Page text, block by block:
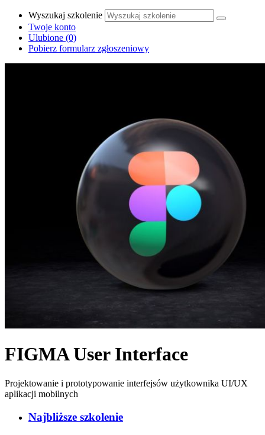
Wyszukaj szkolenie
Twoje konto
Ulubione (0)
Pobierz formularz zgłoszeniowy
FIGMA User Interface
Projektowanie i prototypowanie interfejsów użytkownika UI/UX
aplikacji mobilnych
Najbliższe szkolenie